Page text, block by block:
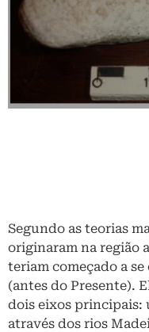
Segundo as teorias
originaram na região
teriam começado a
(antes do Presente).
dois eixos principais:
através dos rios